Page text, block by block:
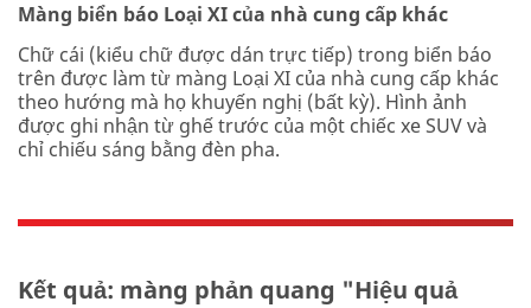
Màng biển báo Loại XI của nhà cung cấp khác
Chữ cái (kiểu chữ được dán trực tiếp) trong biển báo
trên được làm từ màng Loại XI của nhà cung cấp khác
theo hướng mà họ khuyến nghị (bất kỳ). Hình ảnh
được ghi nhận từ ghế trước của một chiếc xe SUV và
chỉ chiếu sáng bằng đèn pha.
Kết quả: màng phản quang "Hiệu quả